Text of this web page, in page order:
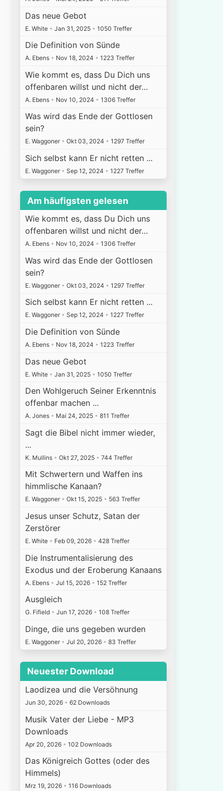
Das neue Gebot
E. White • Jan 31, 2025 • 1050 Treffer
Die Definition von Sünde
A. Ebens • Nov 18, 2024 • 1223 Treffer
Wie kommt es, dass Du Dich uns
offenbaren willst und nicht der…
A. Ebens • Nov 10, 2024 • 1306 Treffer
Was wird das Ende der Gottlosen
sein?
E. Waggoner • Okt 03, 2024 • 1297 Treffer
Sich selbst kann Er nicht retten ...
E. Waggoner • Sep 12, 2024 • 1227 Treffer
Am häufigsten gelesen
Wie kommt es, dass Du Dich uns
offenbaren willst und nicht der…
A. Ebens • Nov 10, 2024 • 1306 Treffer
Was wird das Ende der Gottlosen
sein?
E. Waggoner • Okt 03, 2024 • 1297 Treffer
Sich selbst kann Er nicht retten ...
E. Waggoner • Sep 12, 2024 • 1227 Treffer
Die Definition von Sünde
A. Ebens • Nov 18, 2024 • 1223 Treffer
Das neue Gebot
E. White • Jan 31, 2025 • 1050 Treffer
Den Wohlgeruch Seiner Erkenntnis
offenbar machen ...
A. Jones • Mai 24, 2025 • 811 Treffer
Sagt die Bibel nicht immer wieder,
...
K. Mullins • Okt 27, 2025 • 744 Treffer
Mit Schwertern und Waffen ins
himmlische Kanaan?
E. Waggoner • Okt 15, 2025 • 563 Treffer
Jesus unser Schutz, Satan der
Zerstörer
E. White • Feb 09, 2026 • 428 Treffer
Die Instrumentalisierung des
Exodus und der Eroberung Kanaans
A. Ebens • Jul 15, 2026 • 152 Treffer
Ausgleich
G. Fifield • Jun 17, 2026 • 108 Treffer
Dinge, die uns gegeben wurden
E. Waggoner • Jul 20, 2026 • 83 Treffer
Neuester Download
Laodizea und die Versöhnung
Jun 30, 2026 • 62 Downloads
Musik Vater der Liebe - MP3
Downloads
Apr 20, 2026 • 102 Downloads
Das Königreich Gottes (oder des
Himmels)
Mrz 19, 2026 • 116 Downloads